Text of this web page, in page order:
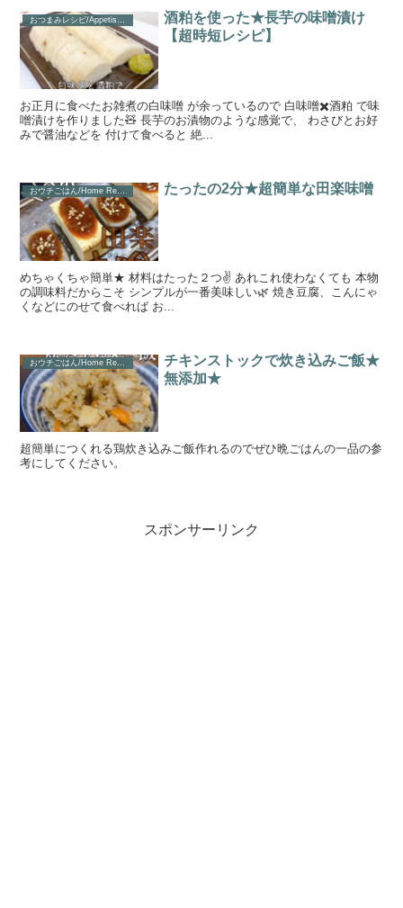
おつまみレシピ/Appetiser Recipe
酒粕を使った★長芋の味噌漬け
【超時短レシピ】
お正月に食べたお雑煮の白味噌 が余っているので 白味噌✖️酒粕 で味
噌漬けを作りました🧸 長芋のお漬物のような感覚で、 わさびとお好
みで醤油などを 付けて食べると 絶...
おウチごはん/Home Recipe たったの2分★超簡単な田楽味噌
めちゃくちゃ簡単★ 材料はたった２つ✌️ あれこれ使わなくても 本物
の調味料だからこそ シンプルが一番美味しい🌿 焼き豆腐、こんにゃ
くなどにのせて食べれば お...
チキンストックで炊き込みご飯★
無添加★
超簡単につくれる鶏炊き込みご飯作れるのでぜひ晩ごはんの一品の参
考にしてください。
スポンサーリンク